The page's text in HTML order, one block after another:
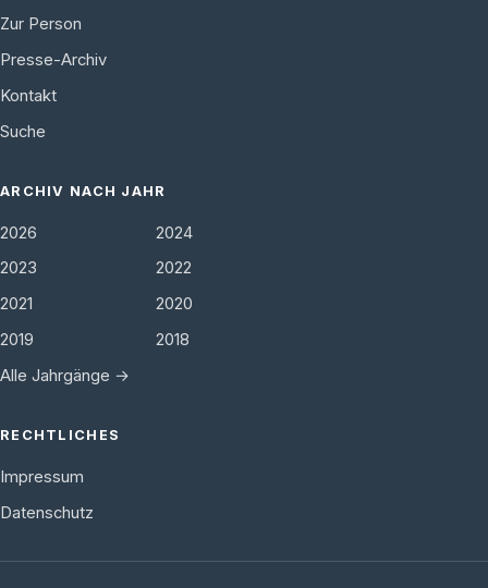
Zur Person
Presse-Archiv
Kontakt
Suche
ARCHIV NACH JAHR
2026
2024
2023
2022
2021
2020
2019
2018
Alle Jahrgänge →
RECHTLICHES
Impressum
Datenschutz